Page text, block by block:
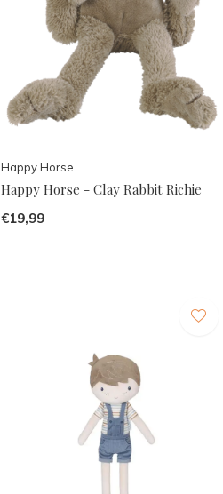
Happy Horse
Happy Horse - Clay Rabbit Richie
€19,99